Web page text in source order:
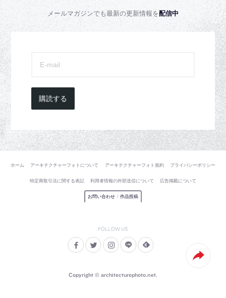
メールマガジンでも最新の更新情報を配信中
購読する
ホーム アーキテクチャーフォトについて アーキテクチャーフォト規約 プライバシーポリシー
特定商取引法に関する表記 利用者情報の外部送信について 広告掲載について
お問い合わせ / 作品投稿
Copyright © architecturephoto.net.